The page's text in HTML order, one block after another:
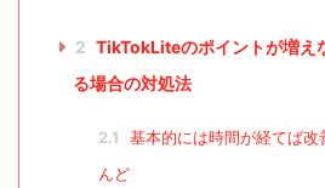
2 TikTokLiteのポイントが増え
る場合の対処法
2.1
基本的には時間が経てば改
んど